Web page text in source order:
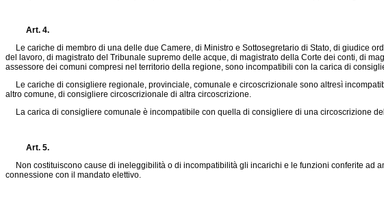
Art. 4.
Le cariche di membro di una delle due Camere, di Ministro e Sottosegretario di Stato, di giudice
del lavoro, di magistrato del Tribunale supremo delle acque, di magistrato della Corte dei conti, di
assessore dei comuni compresi nel territorio della regione, sono incompatibili con la carica di
Le cariche di consigliere regionale, provinciale, comunale e circoscrizionale sono altresì
altro comune, di consigliere circoscrizionale di altra circoscrizione.
La carica di consigliere comunale è incompatibile con quella di consigliere di una circoscrizione
Art. 5.
Non costituiscono cause di ineleggibilità o di incompatibilità gli incarichi e le funzioni conferite ad
connessione con il mandato elettivo.